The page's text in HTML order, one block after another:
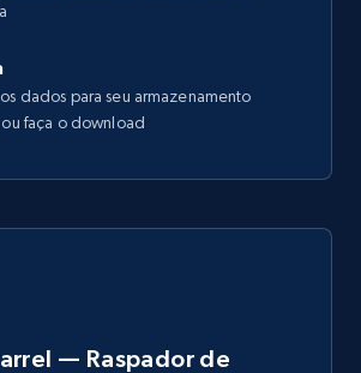
dados para seu armazenamento
faça o download
— Raspador de